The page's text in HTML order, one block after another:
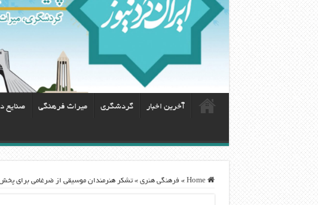
آخرین اخبار گردشگری ميراث فرهنگی صنایع
Home
» فرهنگی هنری » تشكر هنرمندان موسيقي از ضرغامي برای پخش